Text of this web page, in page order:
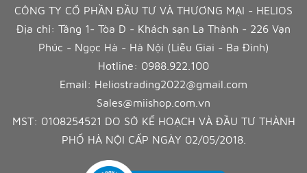
CÔNG TY CỔ PHẦN ĐẦU TƯ VÀ THƯƠNG MẠI - HELIOS
Địa chỉ: Tầng 1- Tòa D - Khách sạn La Thành - 226 Vạn
Phúc - Ngọc Hà - Hà Nội (Liễu Giai - Ba Đình)
Hotline: 0988.922.100
Email: Heliostrading2022@gmail.com
Sales@miishop.com.vn
MST: 0108254521 DO SỞ KẾ HOẠCH VÀ ĐẦU TƯ THÀNH
PHỐ HÀ NỘI CẤP NGÀY 02/05/2018.